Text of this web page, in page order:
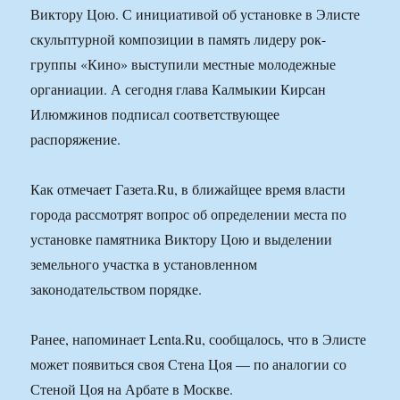
Виктору Цою. С инициативой об установке в Элисте
скульптурной композиции в память лидеру рок-
группы «Кино» выступили местные молодежные
органиации. А сегодня глава Калмыкии Кирсан
Илюмжинов подписал соответствующее
распоряжение.
Как отмечает Газета.Ru, в ближайщее время власти
города рассмотрят вопрос об определении места по
установке памятника Виктору Цою и выделении
земельного участка в установленном
законодательством порядке.
Ранее, напоминает Lenta.Ru, сообщалось, что в Элисте
может появиться своя Стена Цоя — по аналогии со
Стеной Цоя на Арбате в Москве.